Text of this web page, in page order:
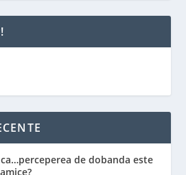
de dobanda este